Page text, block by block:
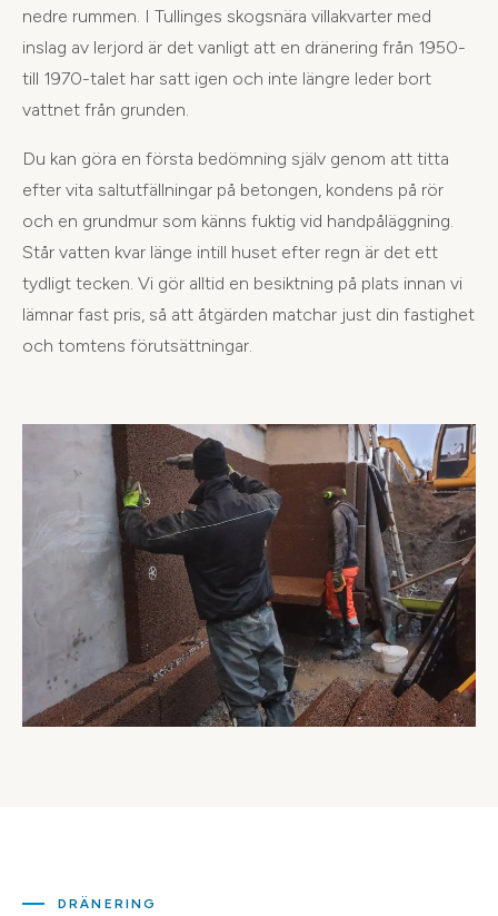
nedre rummen. I Tullinges skogsnära villakvarter med
inslag av lerjord är det vanligt att en dränering från 1950-
till 1970-talet har satt igen och inte längre leder bort
vattnet från grunden.
Du kan göra en första bedömning själv genom att titta
efter vita saltutfällningar på betongen, kondens på rör
och en grundmur som känns fuktig vid handpåläggning.
Står vatten kvar länge intill huset efter regn är det ett
tydligt tecken. Vi gör alltid en besiktning på plats innan vi
lämnar fast pris, så att åtgärden matchar just din fastighet
och tomtens förutsättningar.
DRÄNERING